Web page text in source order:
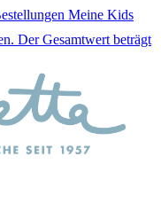
Meine Kids
Der Gesamtwert beträgt